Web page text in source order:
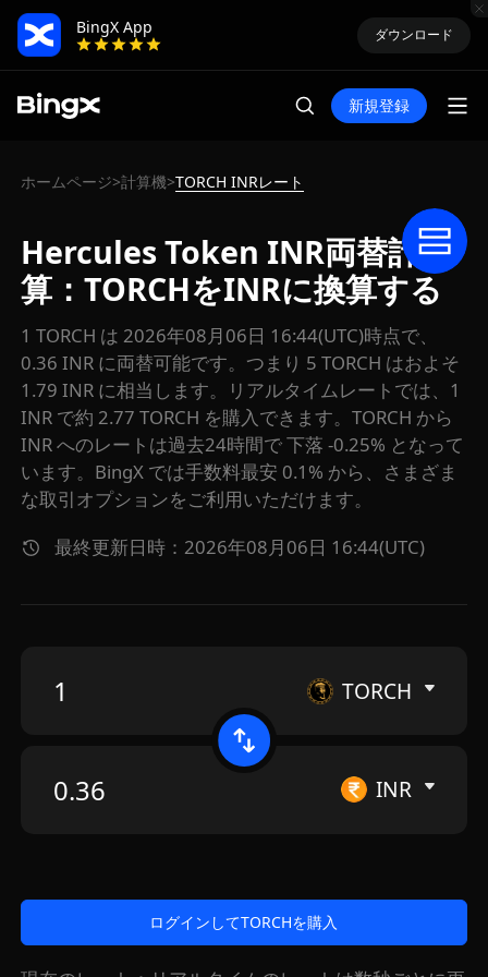
BingX App
ダウンロード
新規登録
ホームページ>計算機>TORCH INRレート
Hercules Token INR両替計
算：TORCHをINRに換算する
1 TORCH は 2026年08月06日 16:44(UTC)時点で、
0.36 INR に両替可能です。つまり 5 TORCH はおよそ
1.79 INR に相当します。リアルタイムレートでは、1
INR で約 2.77 TORCH を購入できます。TORCH から
INR へのレートは過去24時間で 下落 -0.25% となって
います。BingX では手数料最安 0.1% から、さまざま
な取引オプションをご利用いただけます。
最終更新日時：2026年08月06日 16:44(UTC)
TORCH
INR
ログインしてTORCHを購入